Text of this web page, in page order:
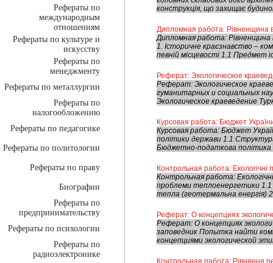
Рефераты по
международным
отношениям
Рефераты по культуре и
искусству
Рефераты по
менеджменту
Рефераты по металлургии
Рефераты по
налогообложению
Рефераты по педагогике
Рефераты по политологии
Рефераты по праву
Биографии
Рефераты по
предпринимательству
Рефераты по психологии
Рефераты по
радиоэлектронике
конструкція, що захищає
Дипломная работа: Рівненщина в
Дипломная работа: Рівненщина
1. Історичне краєзнавство –
певній місцевості 1.1 Предмет
Реферат: Экологическое
Реферат: Экологическое
гуманитарных и социальных
Экологическое краеведение
Курсовая работа: Бюджет
Курсовая работа: Бюджет
політики держави 1.1
Бюджетно-податкова
Контрольная работа: Екологічні
Контрольная работа:
проблеми теплоенергетики 1.1
тепла (геотермальна енергія)
Реферат: О концепциях
Реферат: О концепциях
заповедник Попытка найти
концепциями экологической
Контрольная работа: Рівняння